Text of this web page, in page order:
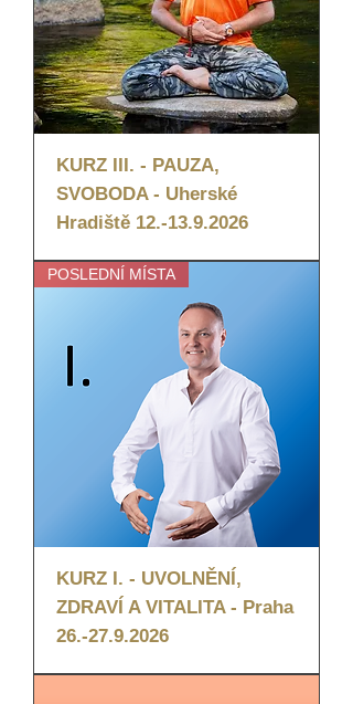
KURZ III. - PAUZA,
SVOBODA - Uherské
Hradiště 12.-13.9.2026
POSLEDNÍ MÍSTA
KURZ I. - UVOLNĚNÍ,
ZDRAVÍ A VITALITA - Praha
26.-27.9.2026